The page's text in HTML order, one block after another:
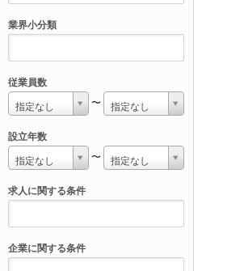
業界小分類
従業員数
指定なし 〜 指定なし
設立年数
指定なし 〜 指定なし
求人に関する条件
企業に関する条件